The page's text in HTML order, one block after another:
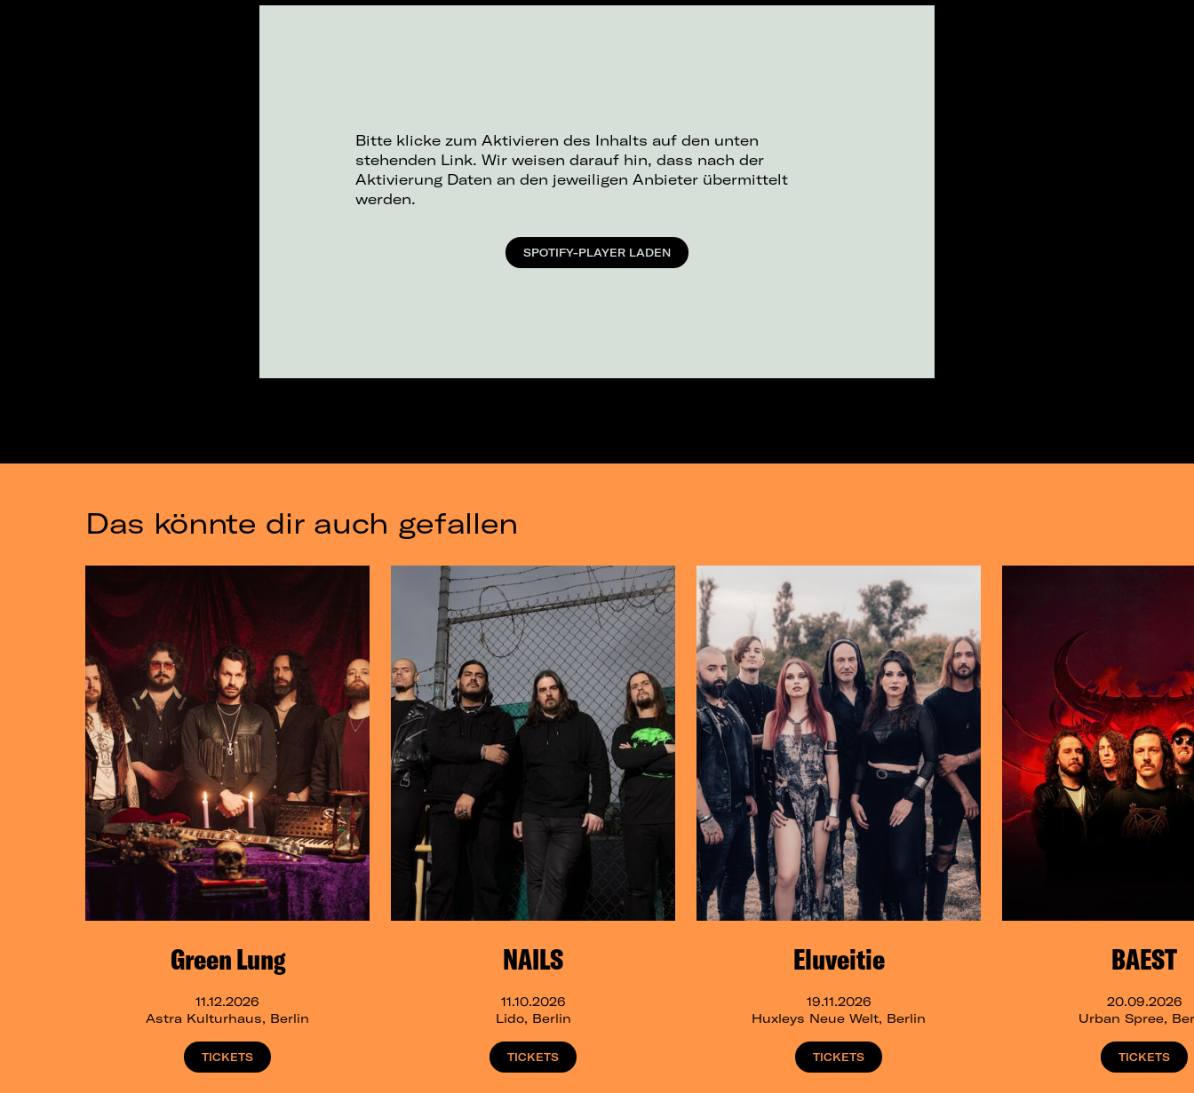
Bitte klicke zum Aktivieren des Inhalts auf den unten
stehenden Link. Wir weisen darauf hin, dass nach der
Aktivierung Daten an den jeweiligen Anbieter übermittelt
werden.
SPOTIFY-PLAYER LADEN
Das könnte dir auch gefallen
Green Lung
11.12.2026
Astra Kulturhaus, Berlin
TICKETS
NAILS
11.10.2026
Lido, Berlin
TICKETS
Eluveitie
19.11.2026
Huxleys Neue Welt, Berlin
TICKETS
BAEST
20.09.2026
Urban Spree,
TICKETS